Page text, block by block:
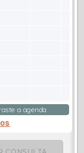
a agenda